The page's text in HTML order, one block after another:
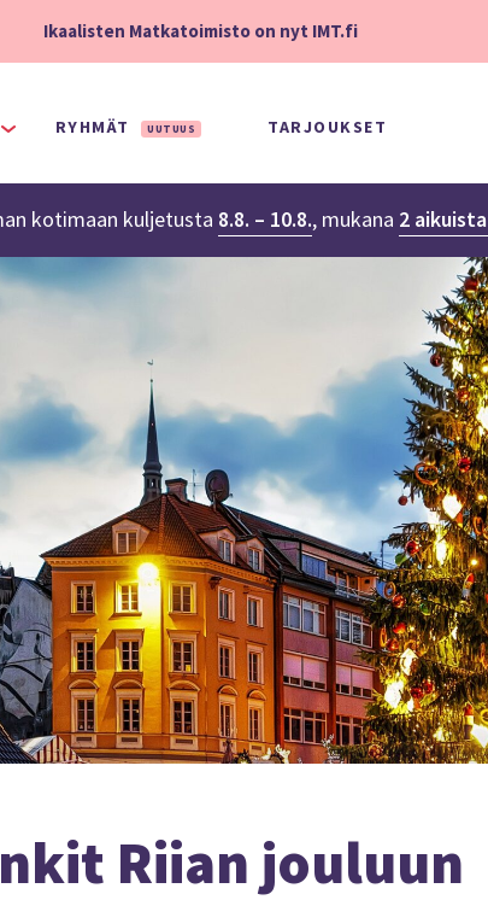
Ikaalisten Matkatoimisto on nyt IMT.fi
RYHMÄT UUTUUS TARJOUKSET
kotimaan kuljetusta 8.8. – 10.8., mukana 2 aikuista
Riian jouluun